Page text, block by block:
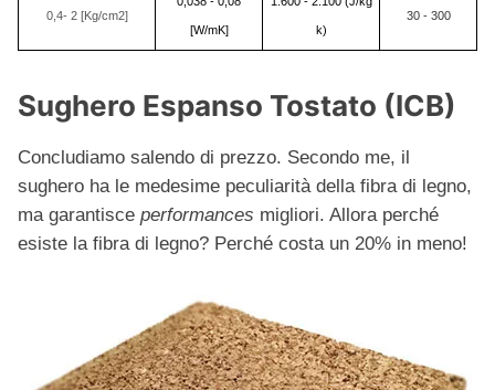
0,4- 2 [Kg/cm2]
[W/mK] k)
30 - 300
Sughero Espanso Tostato (ICB)
Concludiamo salendo di prezzo. Secondo me, il
sughero ha le medesime peculiarità della fibra di legno,
ma garantisce performances migliori. Allora perché
esiste la fibra di legno? Perché costa un 20% in meno!